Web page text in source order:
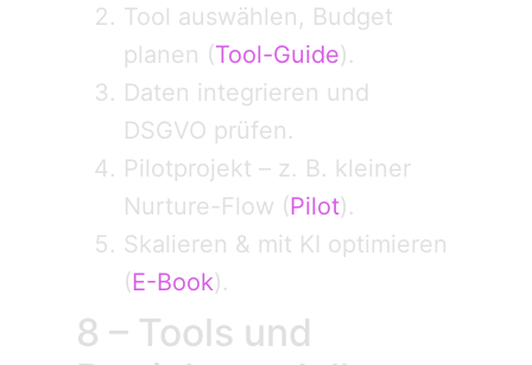
Tool auswählen, Budget
planen (Tool-Guide).
Daten integrieren und
DSGVO prüfen.
Pilotprojekt – z. B. kleiner
Nurture-Flow (Pilot).
Skalieren & mit KI optimieren
(E-Book).
8 – Tools und